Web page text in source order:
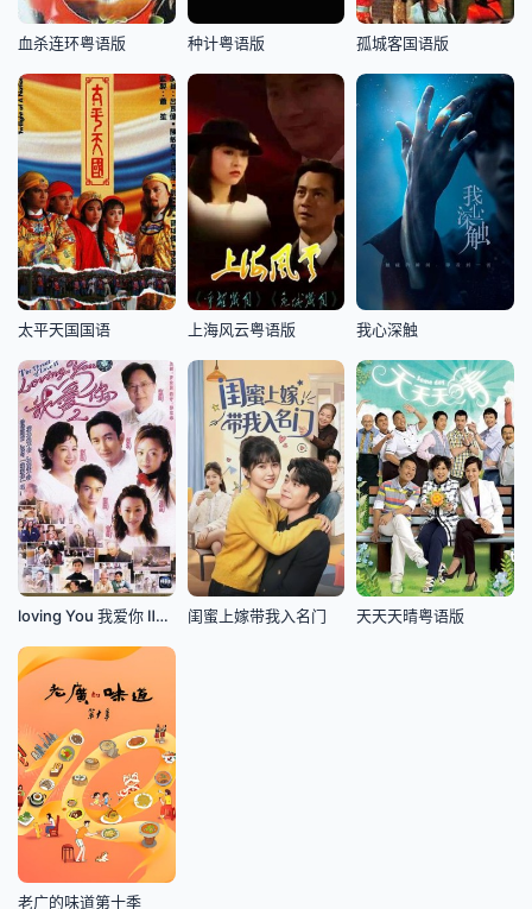
血杀连环粤语版 种计粤语版 孤城客国语版
太平天国国语 上海风云粤语版 我心深触
loving You 我爱你 Ⅱ国语版 闺蜜上嫁带我入名门 天天天晴粤语版
老广的味道第十季